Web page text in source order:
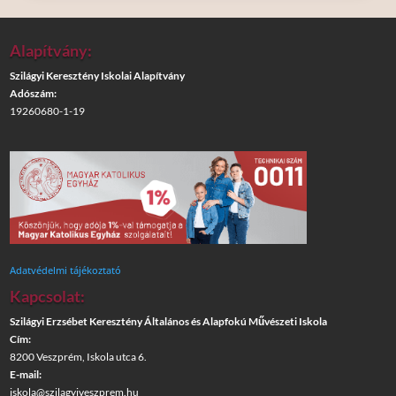
Alapítvány:
Szilágyi Keresztény Iskolai Alapítvány
Adószám:
19260680-1-19
Adatvédelmi tájékoztató
Kapcsolat:
Szilágyi Erzsébet Keresztény Általános és Alapfokú Művészeti Iskola
Cím:
8200 Veszprém, Iskola utca 6.
E-mail:
iskola@szilagyiveszprem.hu